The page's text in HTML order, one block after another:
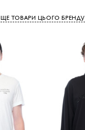
ЩЕ ТОВАРИ ЦЬОГО БРЕНДУ